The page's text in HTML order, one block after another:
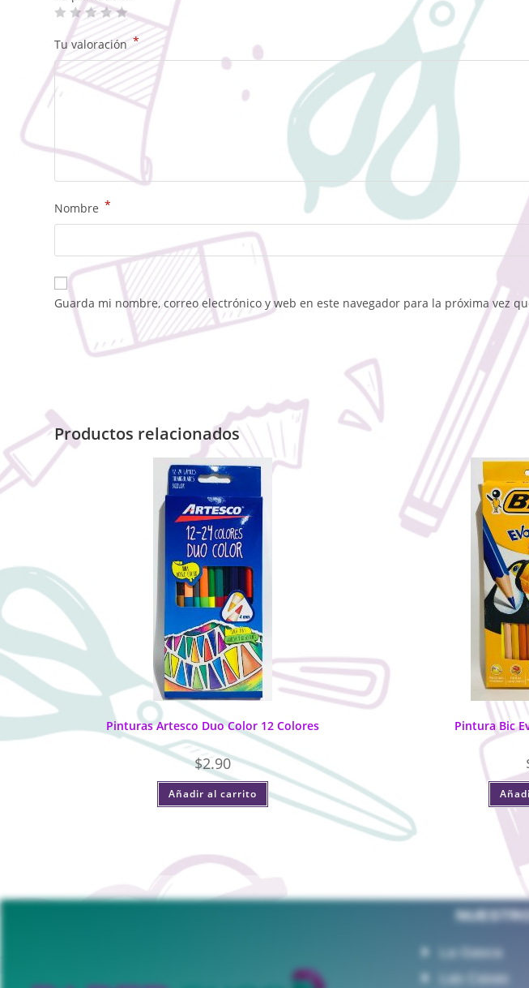
Tu valoración*
Nombre *
Guarda mi nombre, correo electrónico y web en este navegador para la próxima vez
Productos relacionados
Pinturas Artesco Duo Color 12 Colores
$2.90
Añadir al carrito
Pintura Bic
La Gasca
Las Casas